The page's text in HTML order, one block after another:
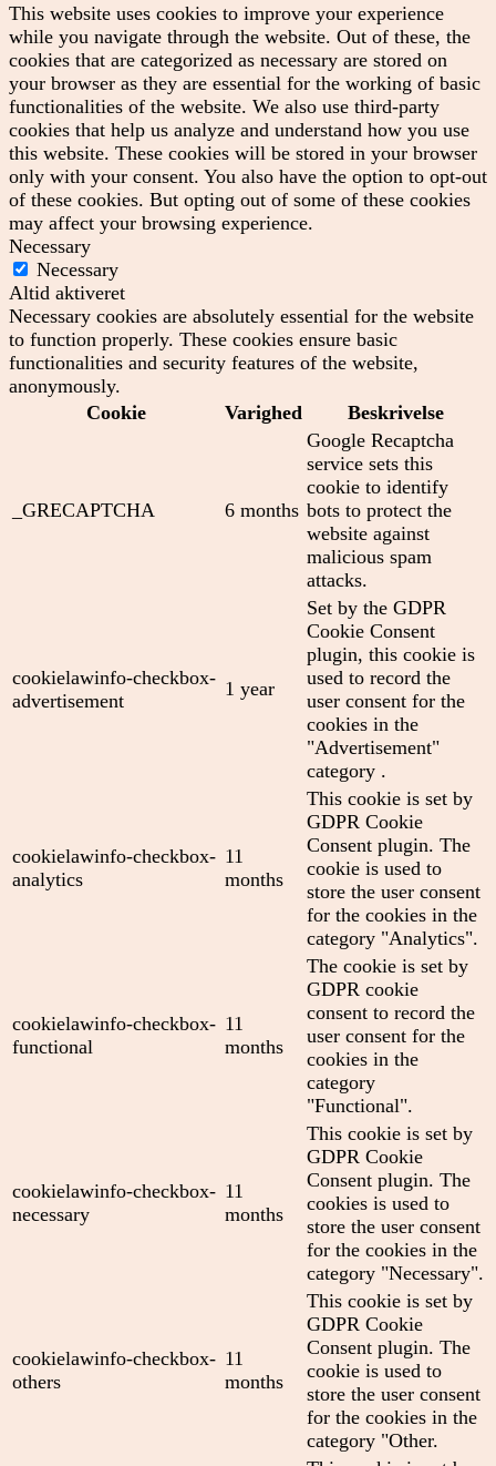
This website uses cookies to improve your experience
while you navigate through the website. Out of these, the
cookies that are categorized as necessary are stored on
your browser as they are essential for the working of basic
functionalities of the website. We also use third-party
cookies that help us analyze and understand how you use
this website. These cookies will be stored in your browser
only with your consent. You also have the option to opt-out
of these cookies. But opting out of some of these cookies
may affect your browsing experience.
Necessary
Necessary
Altid aktiveret
Necessary cookies are absolutely essential for the website
to function properly. These cookies ensure basic
functionalities and security features of the website,
anonymously.
Cookie
Varighed Beskrivelse
_GRECAPTCHA 6 months
Google Recaptcha
service sets this
cookie to identify
bots to protect the
website against
malicious spam
attacks.
cookielawinfo-checkbox-
advertisement
1 year
Set by the GDPR
Cookie Consent
plugin, this cookie is
used to record the
user consent for the
cookies in the
"Advertisement"
category .
cookielawinfo-checkbox-
analytics
11
months
This cookie is set by
GDPR Cookie
Consent plugin. The
cookie is used to
store the user consent
for the cookies in the
category "Analytics".
cookielawinfo-checkbox-
functional
11
months
The cookie is set by
GDPR cookie
consent to record the
user consent for the
cookies in the
category
"Functional".
cookielawinfo-checkbox-
necessary
11
months
This cookie is set by
GDPR Cookie
Consent plugin. The
cookies is used to
store the user consent
for the cookies in the
category "Necessary".
cookielawinfo-checkbox-
others
11
months
This cookie is set by
GDPR Cookie
Consent plugin. The
cookie is used to
store the user consent
for the cookies in the
category "Other.